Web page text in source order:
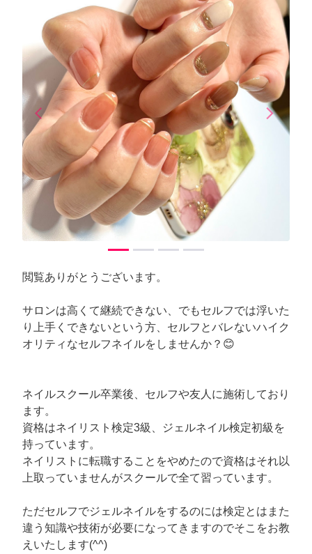
arrow_back_iosPrevious arrow_forward_ios
Next
閲覧ありがとうございます。
サロンは高くて継続できない、でもセルフでは浮いた
り上手くできないという方、セルフとバレないハイク
オリティなセルフネイルをしませんか？😊
ネイルスクール卒業後、セルフや友人に施術しており
ます。
資格はネイリスト検定3級、ジェルネイル検定初級を
持っています。
ネイリストに転職することをやめたので資格はそれ以
上取っていませんがスクールで全て習っています。
ただセルフでジェルネイルをするのには検定とはまた
違う知識や技術が必要になってきますのでそこをお教
えいたします(^^)